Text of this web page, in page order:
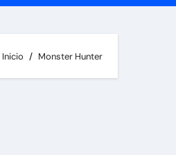
Inicio Monster Hunter